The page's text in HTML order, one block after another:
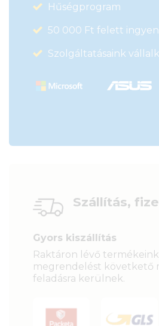
Hűségprogram
50 000 Ft felett
Szolgáltatásaink
Szállítás,
Gyors kiszállítás
Raktáron lévő
megrendelést követkető
feladásra kerülnek.